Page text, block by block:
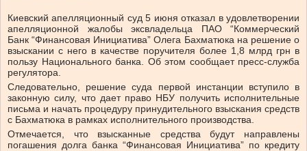
Киевский апелляционный суд 5 июня отказал в удовлетворении
апелляционной жалобы эксвладельца ПАО “Коммерческий
Банк “Финансовая Инициатива” Олега Бахматюка на решение о
взыскании с него в качестве поручителя более 1,8 млрд грн в
пользу Национального банка. Об этом сообщает пресс-служба
регулятора.
Следовательно, решение суда первой инстанции вступило в
законную силу, что дает право НБУ получить исполнительные
письма и начать процедуру принудительного взыскания средств
с Бахматюка в рамках исполнительного производства.
Отмечается, что взысканные средства будут направлены
погашения долга банка “Финансовая Инициатива” по кредиту